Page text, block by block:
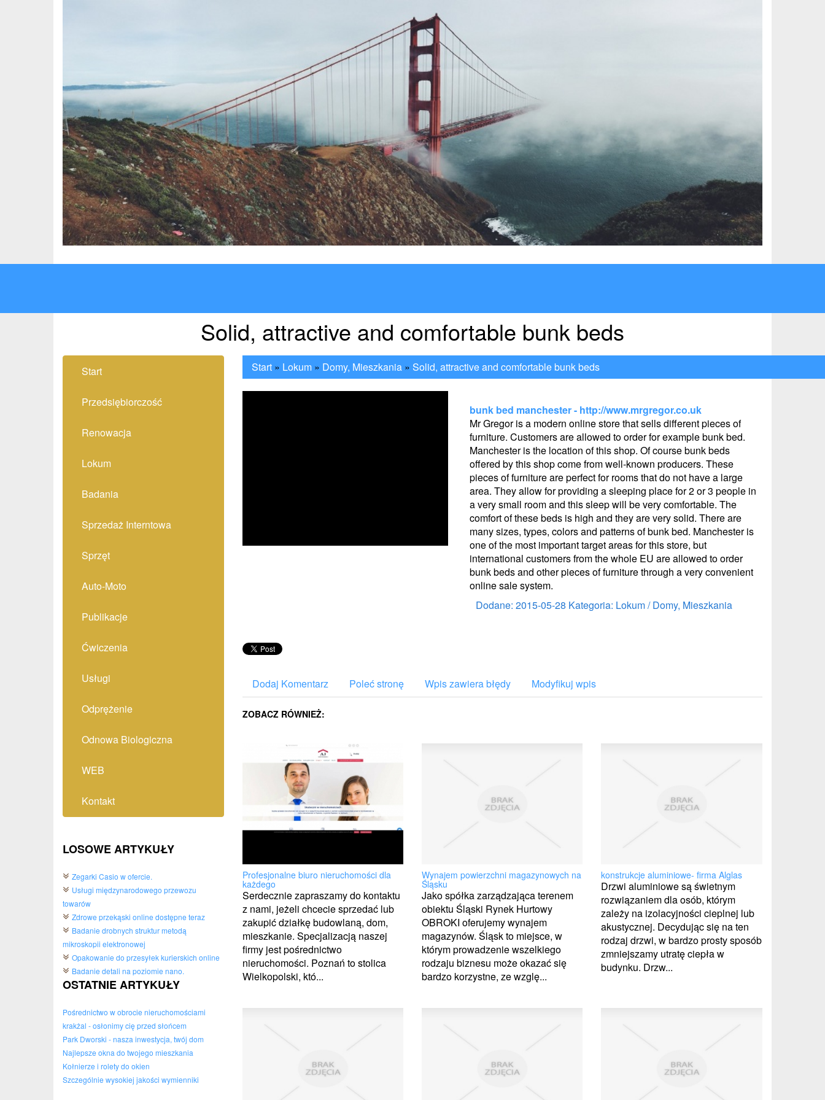
Solid, attractive and comfortable bunk beds
Start
Przedsiębiorczość
Renowacja
Lokum
Badania
Sprzedaż Interntowa
Sprzęt
Auto-Moto
Publikacje
Ćwiczenia
Usługi
Odprężenie
Odnowa Biologiczna
WEB
Kontakt
LOSOWE ARTYKUŁY
Zegarki Casio w ofercie.
Usługi międzynarodowego przewozu
towarów
Zdrowe przekąski online dostępne teraz
Badanie drobnych struktur metodą
mikroskopii elektronowej
Opakowanie do przesyłek kurierskich online
Badanie detali na poziomie nano.
OSTATNIE ARTYKUŁY
Pośrednictwo w obrocie nieruchomościami
krakżal - osłonimy cię przed słońcem
Park Dworski - nasza inwestycja, twój dom
Najlepsze okna do twojego mieszkania
Kołnierze i rolety do okien
Szczególnie wysokiej jakości wymienniki
Start» Lokum» Domy, Mieszkania» Solid, attractive and comfortable bunk beds
bunk bed manchester - http://www.mrgregor.co.uk
Mr Gregor is a modern online store that sells different pieces of
furniture. Customers are allowed to order for example bunk bed.
Manchester is the location of this shop. Of course bunk beds
offered by this shop come from well-known producers. These
pieces of furniture are perfect for rooms that do not have a large
area. They allow for providing a sleeping place for 2 or 3 people in
a very small room and this sleep will be very comfortable. The
comfort of these beds is high and they are very solid. There are
many sizes, types, colors and patterns of bunk bed. Manchester is
one of the most important target areas for this store, but
international customers from the whole EU are allowed to order
bunk beds and other pieces of furniture through a very convenient
online sale system.
Dodane: 2015-05-28 Kategoria: Lokum / Domy, Mieszkania
Dodaj Komentarz Poleć stronę Wpis zawiera błędy Modyfikuj wpis
ZOBACZ RÓWNIEŻ:
Profesjonalne biuro nieruchomości dla
każdego
Serdecznie zapraszamy do kontaktu
z nami, jeżeli chcecie sprzedać lub
zakupić działkę budowlaną, dom,
mieszkanie. Specjalizacją naszej
firmy jest pośrednictwo
nieruchomości. Poznań to stolica
Wielkopolski, któ...
Wynajem powierzchni magazynowych na
Śląsku
Jako spółka zarządzająca terenem
obiektu Śląski Rynek Hurtowy
OBROKI oferujemy wynajem
magazynów. Śląsk to miejsce, w
którym prowadzenie wszelkiego
rodzaju biznesu może okazać się
bardzo korzystne, ze wzglę...
konstrukcje aluminiowe- firma Alglas
Drzwi aluminiowe są świetnym
rozwiązaniem dla osób, którym
zależy na izolacyjności cieplnej lub
akustycznej. Decydując się na ten
rodzaj drzwi, w bardzo prosty sposób
zmniejszamy utratę ciepła w
budynku. Drzw...